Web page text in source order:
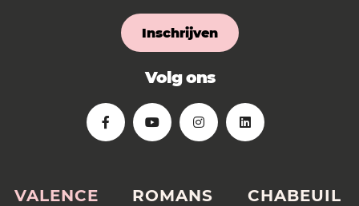
Inschrijven
Volg ons
VALENCE ROMANS CHABEUIL